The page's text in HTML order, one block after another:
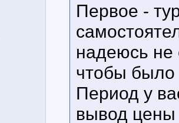
Первое -
надеюсь не
чтобы было
Период у
вывод цены